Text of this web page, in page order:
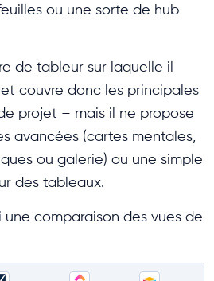
ou une sorte de hub
de tableur sur laquelle il
couvre donc les principales
projet – mais il ne propose
avancées (cartes mentales,
ou galerie) ou une simple
des tableaux.
une comparaison des vues de